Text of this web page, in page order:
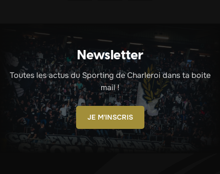
Newsletter
Toutes les actus du Sporting de Charleroi dans ta boite
mail !
JE M'INSCRIS